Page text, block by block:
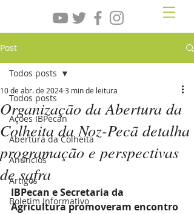
Post
Todos posts
Ações IBPecan
Abertura da Colheita
Anúncios
Artigos
Boletim Informativo
Todos posts
Organização da Abertura da
Colheita da Noz-Pecã detalha
programação e perspectivas
de safra
10 de abr. de 20243 min de leitura
IBPecan e Secretaria da
Agricultura promoveram encontro